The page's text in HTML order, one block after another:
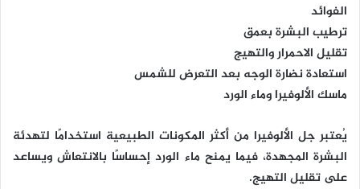
الفوائد
ترطيب البشرة بعمق
تقليل الاحمرار والتهيج
استعادة نضارة الوجه بعد التعرض للشمس
ماسك الألوفيرا وماء الورد
يُعتبر جل الألوفيرا من أكثر المكونات الطبيعية استخدامًا لتهدئة
البشرة المجهدة، فيما يمنح ماء الورد إحساسًا بالانتعاش ويساعد
على تقليل التهيج.